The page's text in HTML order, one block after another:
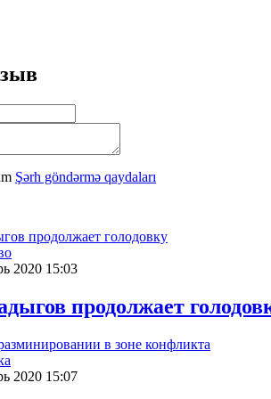
Şərh göndərmə qaydaları
2020 15:03
продолжает
2020 15:07